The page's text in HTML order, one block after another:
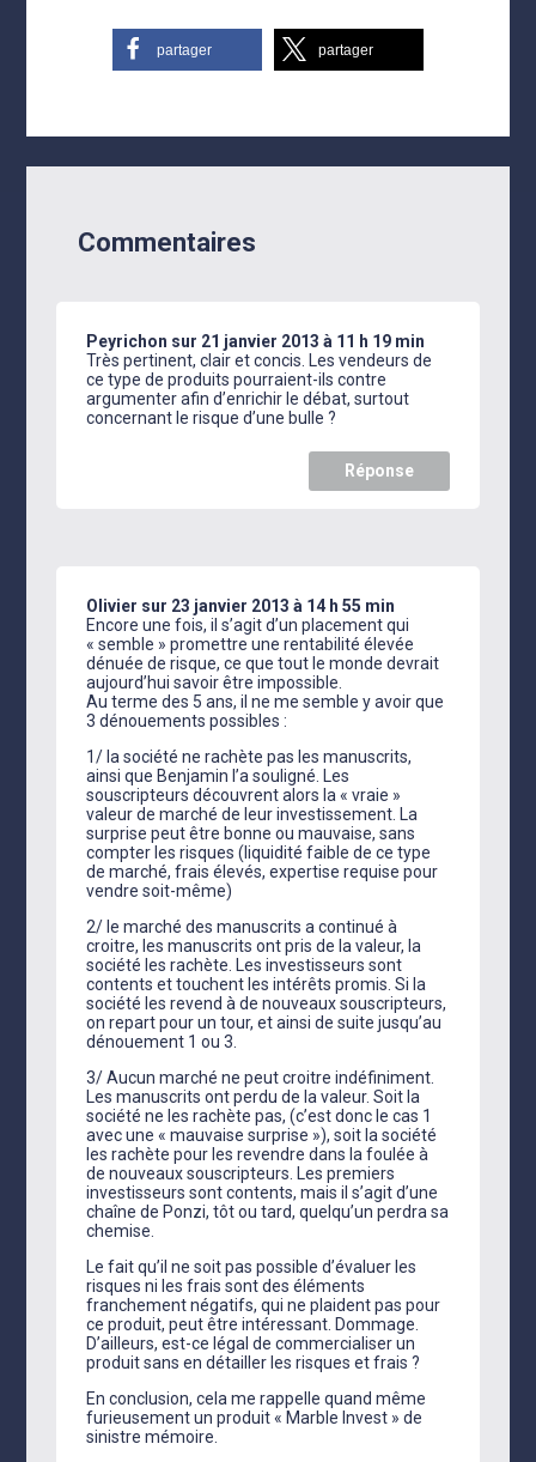
partager partager
Commentaires
Peyrichon sur 21 janvier 2013 à 11 h 19 min
Très pertinent, clair et concis. Les vendeurs de
ce type de produits pourraient-ils contre
argumenter afin d’enrichir le débat, surtout
concernant le risque d’une bulle ?
Réponse
Olivier sur 23 janvier 2013 à 14 h 55 min
Encore une fois, il s’agit d’un placement qui
« semble » promettre une rentabilité élevée
dénuée de risque, ce que tout le monde devrait
aujourd’hui savoir être impossible.
Au terme des 5 ans, il ne me semble y avoir que
3 dénouements possibles :
1/ la société ne rachète pas les manuscrits,
ainsi que Benjamin l’a souligné. Les
souscripteurs découvrent alors la « vraie »
valeur de marché de leur investissement. La
surprise peut être bonne ou mauvaise, sans
compter les risques (liquidité faible de ce type
de marché, frais élevés, expertise requise pour
vendre soit-même)
2/ le marché des manuscrits a continué à
croitre, les manuscrits ont pris de la valeur, la
société les rachète. Les investisseurs sont
contents et touchent les intérêts promis. Si la
société les revend à de nouveaux souscripteurs,
on repart pour un tour, et ainsi de suite jusqu’au
dénouement 1 ou 3.
3/ Aucun marché ne peut croitre indéfiniment.
Les manuscrits ont perdu de la valeur. Soit la
société ne les rachète pas, (c’est donc le cas 1
avec une « mauvaise surprise »), soit la société
les rachète pour les revendre dans la foulée à
de nouveaux souscripteurs. Les premiers
investisseurs sont contents, mais il s’agit d’une
chaîne de Ponzi, tôt ou tard, quelqu’un perdra sa
chemise.
Le fait qu’il ne soit pas possible d’évaluer les
risques ni les frais sont des éléments
franchement négatifs, qui ne plaident pas pour
ce produit, peut être intéressant. Dommage.
D’ailleurs, est-ce légal de commercialiser un
produit sans en détailler les risques et frais ?
En conclusion, cela me rappelle quand même
furieusement un produit « Marble Invest » de
sinistre mémoire.